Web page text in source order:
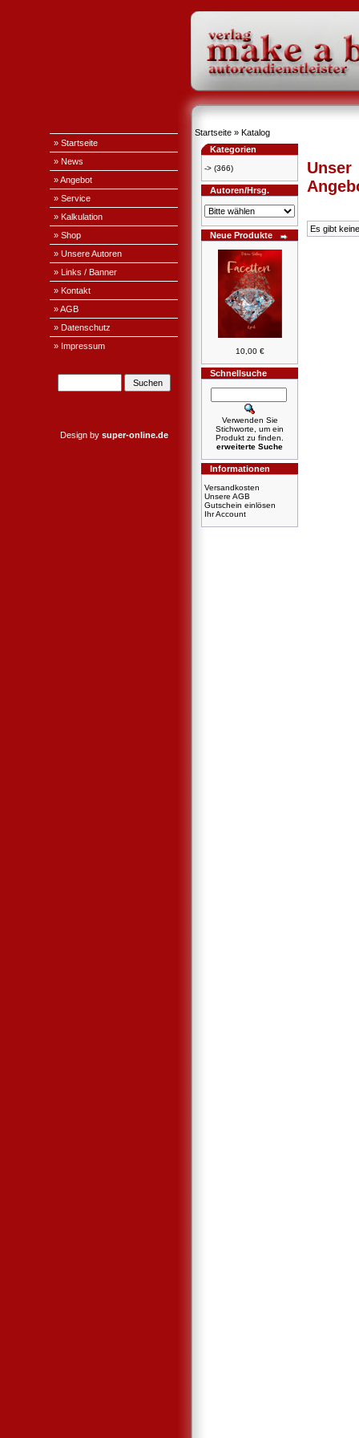
» Startseite
» News
» Angebot
» Service
» Kalkulation
» Shop
» Unsere Autoren
» Links / Banner
» Kontakt
» AGB
» Datenschutz
» Impressum
Design by super-online.de
Startseite » Katalog
Kategorien
-> (366)
Autoren/Hrsg.
Neue Produkte
10,00 €
Schnellsuche
Verwenden Sie
Stichworte, um ein
Produkt zu finden.
erweiterte Suche
Informationen
Versandkosten
Unsere AGB
Gutschein einlösen
Ihr Account
Unser
Es gibt